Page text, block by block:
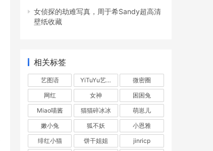
女侦探的劫难写真，周于希Sandy超高清
壁纸收藏
相关标签
艺图语 YiTuYu艺图语
微密圈
网红
女神
困困兔
Miao喵酱
猫猫碎冰冰
萌崽儿
嫩小兔
狐不妖
小恩雅
绯红小猫
饼干姐姐
jinricp